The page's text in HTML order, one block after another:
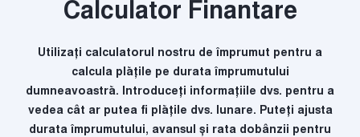
Calculator Finantare
Utilizați calculatorul nostru de împrumut pentru a
calcula plățile pe durata împrumutului
dumneavoastră. Introduceți informațiile dvs. pentru a
vedea cât ar putea fi plățile dvs. lunare. Puteți ajusta
durata împrumutului, avansul și rata dobânzii pentru